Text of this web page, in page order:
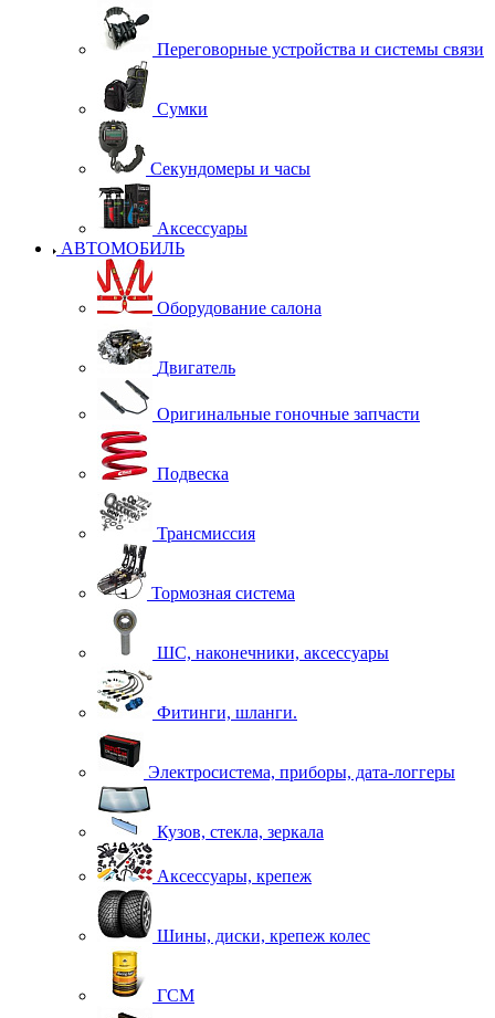
Переговорные устройства и системы связи
Сумки
Секундомеры и часы
Аксессуары
АВТОМОБИЛЬ
Оборудование салона
Двигатель
Оригинальные гоночные запчасти
Подвеска
Трансмиссия
Тормозная система
ШС, наконечники, аксессуары
Фитинги, шланги.
Электросистема, приборы, дата-логгеры
Кузов, стекла, зеркала
Аксессуары, крепеж
Шины, диски, крепеж колес
ГСМ